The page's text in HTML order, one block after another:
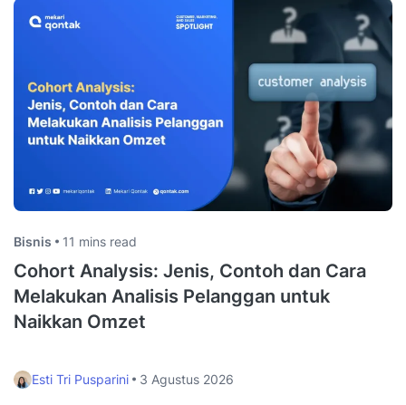
Bisnis 11 mins read
Cohort Analysis: Jenis, Contoh dan Cara
Melakukan Analisis Pelanggan untuk
Naikkan Omzet
Esti Tri Pusparini 3 Agustus 2026